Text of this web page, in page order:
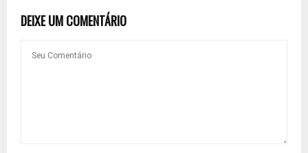
DEIXE UM COMENTÁRIO